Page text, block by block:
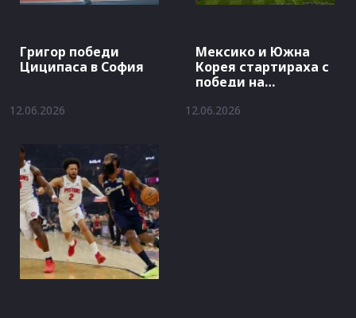
Григор победи
Циципаса в София
12.06.2026
Мексико и Южна
Корея стартираха с
победи на
12.06.2026